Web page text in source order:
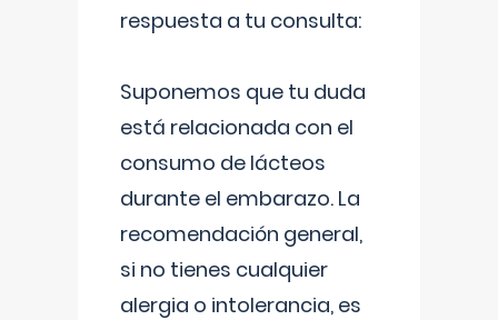
respuesta a tu consulta:
Suponemos que tu duda
está relacionada con el
consumo de lácteos
durante el embarazo. La
recomendación general,
si no tienes cualquier
alergia o intolerancia, es